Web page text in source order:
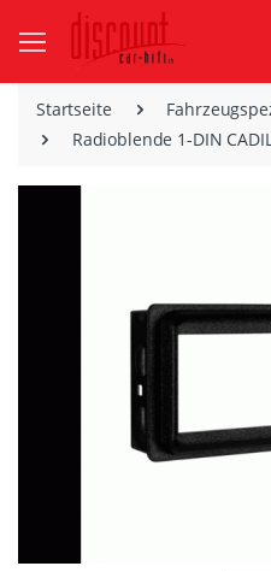
Startseite
Radioblende 1-DIN